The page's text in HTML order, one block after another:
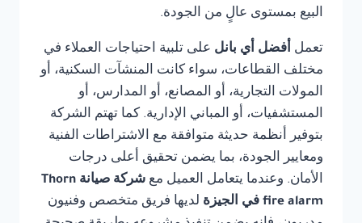
البيع بمستوى عالٍ من الجودة.
تعمل أفضل أي بانل على تلبية احتياجات العملاء في
مختلف القطاعات، سواء كانت المنشآت السكنية، أو
المولات التجارية، أو المصانع، أو المدارس، أو
المستشفيات، أو المباني الإدارية. كما تهتم الشركة
بتوفير أنظمة حديثة متوافقة مع الاشتراطات الفنية
ومعايير الجودة، بما يضمن تحقيق أعلى درجات
الأمان. وعندما يتعامل العميل مع
شركة صيانة Thorn
fire alarm في الجيزة
لديها فريق متخصص وفنيون